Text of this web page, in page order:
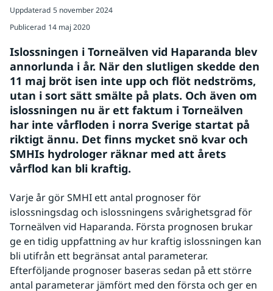
Uppdaterad 5 november 2024
Publicerad 14 maj 2020
Islossningen i Torneälven vid Haparanda blev
annorlunda i år. När den slutligen skedde den
11 maj bröt isen inte upp och flöt nedströms,
utan i sort sätt smälte på plats. Och även om
islossningen nu är ett faktum i Torneälven
har inte vårfloden i norra Sverige startat på
riktigt ännu. Det finns mycket snö kvar och
SMHIs hydrologer räknar med att årets
vårflod kan bli kraftig.
Varje år gör SMHI ett antal prognoser för
islossningsdag och islossningens svårighetsgrad för
Torneälven vid Haparanda. Första prognosen brukar
ge en tidig uppfattning av hur kraftig islossningen kan
bli utifrån ett begränsat antal parameterar.
Efterföljande prognoser baseras sedan på ett större
antal parameterar jämfört med den första och ger en